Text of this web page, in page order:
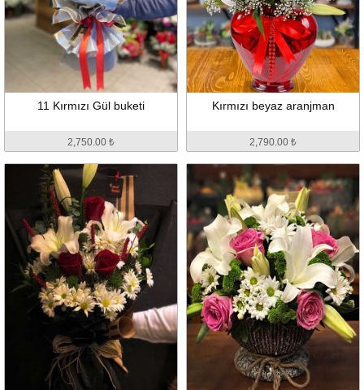
11 Kırmızı Gül buketi
2,750.00 ₺
Kırmızı beyaz aranjman
2,790.00 ₺